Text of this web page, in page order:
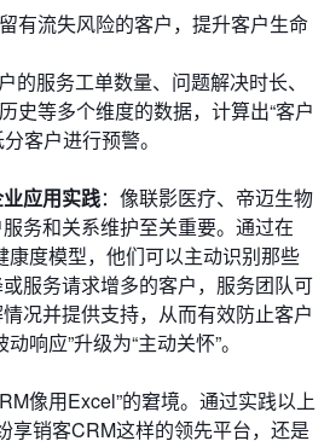
有流失风险的客户，提升客户生命
的服务工单数量、问题解决时长、
史等多个维度的数据，计算出“客户
客户进行预警。
应用实践：像联影医疗、帝迈生物
务和关系维护至关重要。通过在
康度模型，他们可以主动识别那些
服务请求增多的客户，服务团队可
况并提供支持，从而有效防止客户
响应”升级为“主动关怀”。
像用Excel”的窘境。通过实践以上
享销客CRM这样的领先平台，还是